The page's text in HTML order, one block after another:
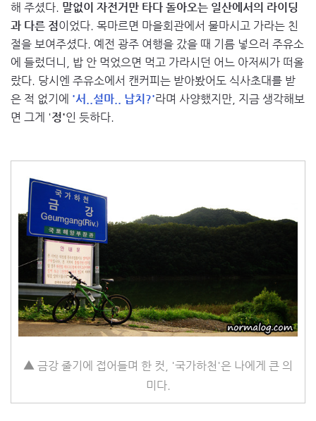
해 주셨다. 말없이 자전거만 타다 돌아오는 일산에서의 라이딩
과 다른 점이었다. 목마르면 마을회관에서 물마시고 가라는 친
절을 보여주셨다. 예전 광주 여행을 갔을 때 기름 넣으러 주유소
에 들렀더니, 밥 안 먹었으면 먹고 가라시던 어느 아저씨가 떠올
랐다. 당시엔 주유소에서 캔커피는 받아봤어도 식사초대를 받
은 적 없기에 '서..설마.. 납치?'라며 사양했지만, 지금 생각해보
면 그게 '정'인 듯하다.
▲ 금강 줄기에 접어들며 한 컷, '국가하천'은 나에게 큰 의
미다.